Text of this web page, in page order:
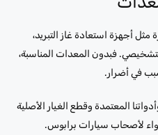
أجهزة استعادة غاز التبريد،
فبدون المعدات المناسبة،
في أضرار.
المعتمدة وقطع الغيار الأصلية
لأصحاب سيارات برابوس.